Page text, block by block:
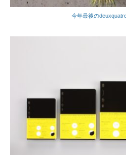
今年最後の